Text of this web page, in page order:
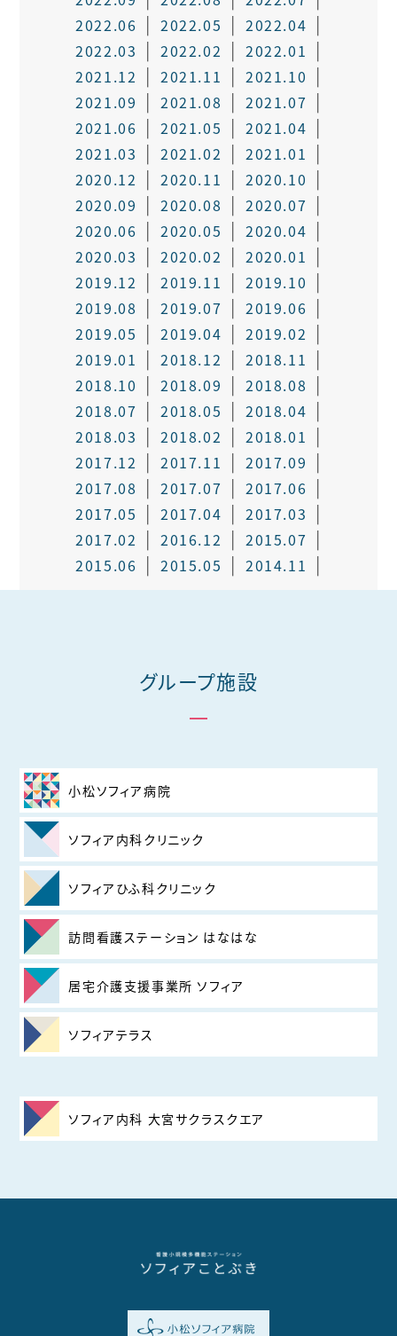
2022.06
2022.05
2022.04
2022.03
2022.02
2022.01
2021.12
2021.11
2021.10
2021.09
2021.08
2021.07
2021.06
2021.05
2021.04
2021.03
2021.02
2021.01
2020.12
2020.11
2020.10
2020.09
2020.08
2020.07
2020.06
2020.05
2020.04
2020.03
2020.02
2020.01
2019.12
2019.11
2019.10
2019.08
2019.07
2019.06
2019.05
2019.04
2019.02
2019.01
2018.12
2018.11
2018.10
2018.09
2018.08
2018.07
2018.05
2018.04
2018.03
2018.02
2018.01
2017.12
2017.11
2017.09
2017.08
2017.07
2017.06
2017.05
2017.04
2017.03
2017.02
2016.12
2015.07
2015.06
2015.05 2014.11
グループ施設
小松ソフィア病院
ソフィア内科クリニック
ソフィアひふ科クリニック
訪問看護ステーション はなはな
居宅介護支援事業所 ソフィア
ソフィアテラス
ソフィア内科 大宮サクラスクエア